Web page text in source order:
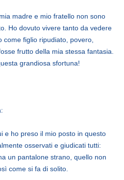
madre e mio fratello non sono
Ho dovuto vivere tanto da vedere
figlio ripudiato, povero,
frutto della mia stessa fantasia.
grandiosa sfortuna!
e ho preso il mio posto in questo
osservati e giudicati tutti:
un pantalone strano, quello non
come si fa di solito.